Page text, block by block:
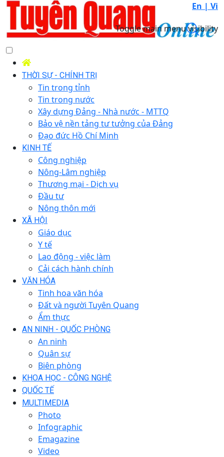
En | Vi
Toggle main menu visibility
THỜI SỰ - CHÍNH TRỊ
Tin trong tỉnh
Tin trong nước
Xây dựng Đảng - Nhà nước - MTTQ
Bảo vệ nền tảng tư tưởng của Đảng
Đạo đức Hồ Chí Minh
KINH TẾ
Công nghiệp
Nông-Lâm nghiệp
Thương mại - Dịch vụ
Đầu tư
Nông thôn mới
XÃ HỘI
Giáo dục
Y tế
Lao động - việc làm
Cải cách hành chính
VĂN HÓA
Tinh hoa văn hóa
Đất và người Tuyên Quang
Ẩm thực
AN NINH - QUỐC PHÒNG
An ninh
Quân sự
Biên phòng
KHOA HỌC - CÔNG NGHỆ
QUỐC TẾ
MULTIMEDIA
Photo
Infographic
Emagazine
Video